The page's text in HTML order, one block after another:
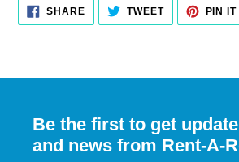
SHARESHARE
FACEBOOK
TWEETTWEET
TWITTER
PIN IT
Be the first to get
and news from Rent-A-